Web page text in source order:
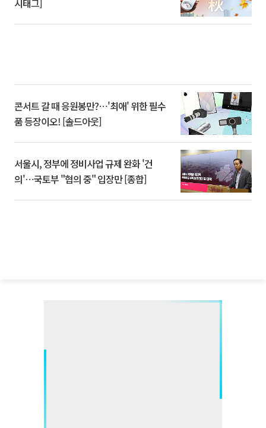
콘서트 갈 때 응원봉만?⋯'최애' 위한 필수
품 등장이오! [솔드아웃]
서울시, 정부에 정비사업 규제 완화 '건
의'⋯국토부 "협의 중" 입장만 [종합]